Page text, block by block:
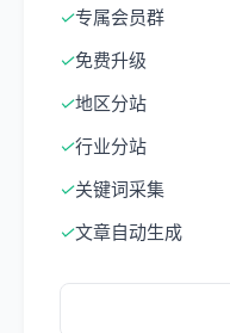
✓专属会员群
✓免费升级
✓地区分站
✓行业分站
✓关键词采集
✓文章自动生成